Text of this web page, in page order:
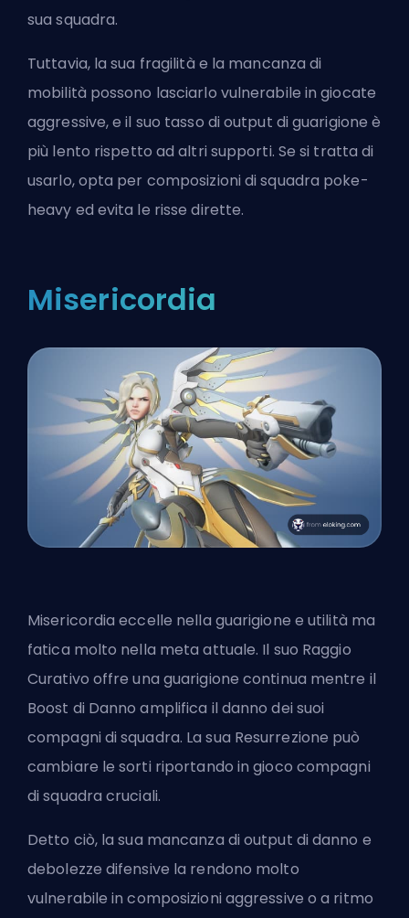
sua squadra.
Tuttavia, la sua fragilità e la mancanza di
mobilità possono lasciarlo vulnerabile in giocate
aggressive, e il suo tasso di output di guarigione è
più lento rispetto ad altri supporti. Se si tratta di
usarlo, opta per composizioni di squadra poke-
heavy ed evita le risse dirette.
Misericordia
Misericordia eccelle nella guarigione e utilità ma
fatica molto nella meta attuale. Il suo Raggio
Curativo offre una guarigione continua mentre il
Boost di Danno amplifica il danno dei suoi
compagni di squadra. La sua Resurrezione può
cambiare le sorti riportando in gioco compagni
di squadra cruciali.
Detto ciò, la sua mancanza di output di danno e
debolezze difensive la rendono molto
vulnerabile in composizioni aggressive o a ritmo